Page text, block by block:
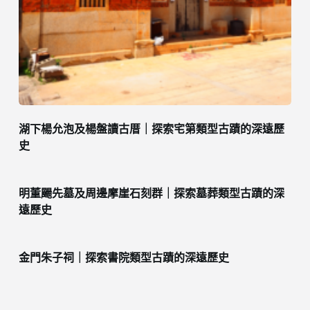
湖下楊允泡及楊盤讀古厝｜探索宅第類型古蹟的深遠歷
史
明董颺先墓及周邊摩崖石刻群｜探索墓葬類型古蹟的深
遠歷史
金門朱子祠｜探索書院類型古蹟的深遠歷史